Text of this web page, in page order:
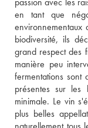
en tant que
environnementaux
biodiversité, ils
grand respect des
manière peu
fermentations sont
présentes sur
minimale. Le vin
plus belles